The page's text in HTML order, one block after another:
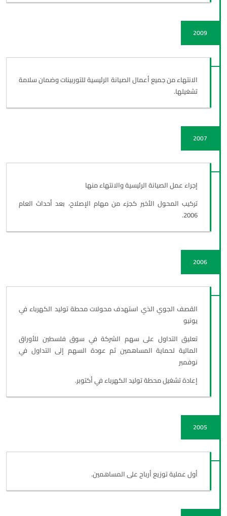
2009
الانتهاء من جميع أعمال الصيانة الرئيسية للتوربينات وضمان سلامة
تشغيلها.
2007
إجراء عمل الصيانة الرئيسية والانتهاء منها
تركيب المحول الأخير كجزء من مهام الإصلاح، بعد أحداث العام
2006.
2006
القصف الجوي الذي استهدف محولات محطة توليد الكهرباء في
يونيو
تعليق التداول على سهم الشركة في سوق فلسطين للأوراق
المالية لحماية المساهمين ثم عودة السهم إلى التداول في
نوفمبر
إعادة تشغيل محطة توليد الكهرباء في أكتوبر.
2005
أول عملية توزيع أرباح على المساهمين.